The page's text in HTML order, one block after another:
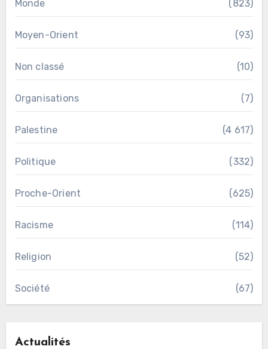
Monde (823)
Moyen-Orient (93)
Non classé (10)
Organisations (7)
Palestine (4 617)
Politique (332)
Proche-Orient (625)
Racisme (114)
Religion (52)
Société (67)
Actualités